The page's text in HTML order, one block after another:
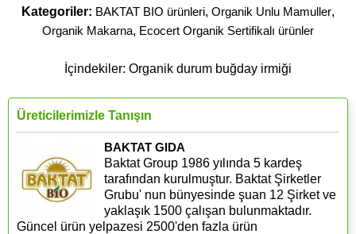
Kategoriler: BAKTAT BIO ürünleri, Organik Unlu Mamuller,
Organik Makarna, Ecocert Organik Sertifikalı ürünler
İçindekiler: Organik durum buğday irmiği
Üreticilerimizle Tanışın
BAKTAT GIDA
Baktat Group 1986 yılında 5 kardeş
tarafından kurulmuştur. Baktat Şirketler
Grubu' nun bünyesinde şuan 12 Şirket ve
yaklaşık 1500 çalışan bulunmaktadır.
Güncel ürün yelpazesi 2500'den fazla ürün